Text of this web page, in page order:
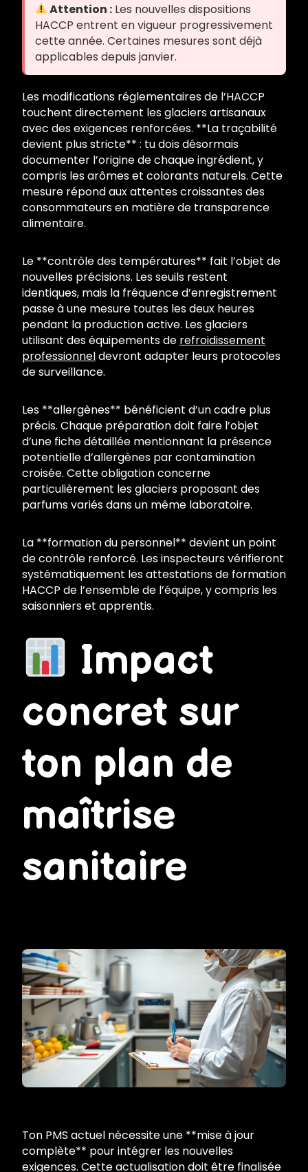
Attention : Les nouvelles dispositions
HACCP entrent en vigueur progressivement
cette année. Certaines mesures sont déjà
applicables depuis janvier.
Les modifications réglementaires de l’HACCP
touchent directement les glaciers artisanaux
avec des exigences renforcées. **La traçabilité
devient plus stricte** : tu dois désormais
documenter l’origine de chaque ingrédient, y
compris les arômes et colorants naturels. Cette
mesure répond aux attentes croissantes des
consommateurs en matière de transparence
alimentaire.
Le **contrôle des températures** fait l’objet de
nouvelles précisions. Les seuils restent
identiques, mais la fréquence d’enregistrement
passe à une mesure toutes les deux heures
pendant la production active. Les glaciers
utilisant des équipements de refroidissement
professionneldevront adapter leurs protocoles
de surveillance.
Les **allergènes** bénéficient d’un cadre plus
précis. Chaque préparation doit faire l’objet
d’une fiche détaillée mentionnant la présence
potentielle d’allergènes par contamination
croisée. Cette obligation concerne
particulièrement les glaciers proposant des
parfums variés dans un même laboratoire.
La **formation du personnel** devient un point
de contrôle renforcé. Les inspecteurs vérifieront
systématiquement les attestations de formation
HACCP de l’ensemble de l’équipe, y compris les
saisonniers et apprentis.
Impact
concret sur
ton plan de
maîtrise
sanitaire
Ton PMS actuel nécessite une **mise à jour
complète** pour intégrer les nouvelles
exigences. Cette actualisation doit être finalisée